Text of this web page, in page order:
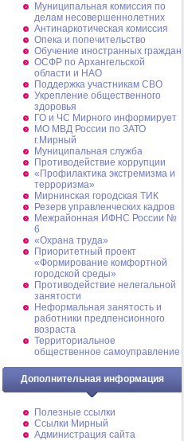
Муниципальная комиссия по
делам несовершеннолетних
Антинаркотическая комиссия
Опека и попечительство
Обучение иностранных граждан
ОСФР по Архангельской
области и НАО
Поддержка участникам СВО
Укрепление общественного
здоровья
ГО и ЧС Мирного информирует
МО МВД России по ЗАТО
г.Мирный
Муниципальная cлужба
Противодействие коррупции
«Профилактика экстремизма и
терроризма»
Мирнинская городская ТИК
Резерв управленческих кадров
Межрайонная ИФНС России №
6
«Охрана труда»
Приоритетный проект
«Формирование комфортной
городской среды»
Противодействие нелегальной
занятости
Неформальная занятость и
работники предпенсионного
возраста
Территориальное
общественное самоуправление
Дополнительная информация
Полезные ссылки
Ссылки Мирный
Администрация сайта